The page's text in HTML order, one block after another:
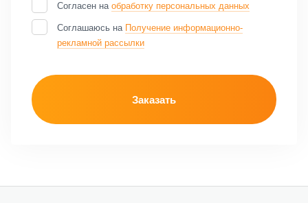
Согласен на обработку персональных данных
Соглашаюсь на Получение информационно-
рекламной рассылки
Заказать